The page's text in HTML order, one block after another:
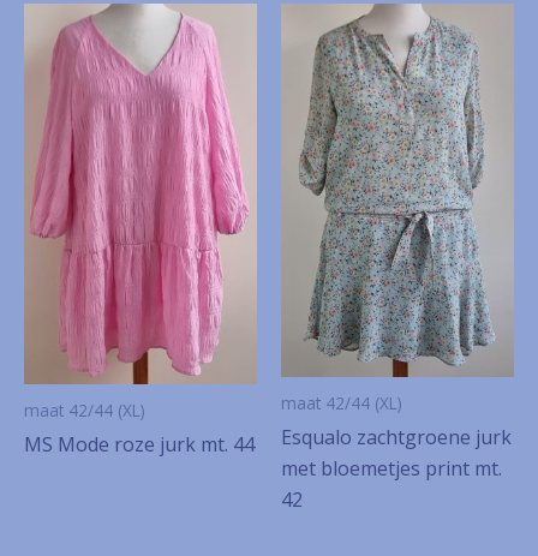
maat 42/44 (XL)
MS Mode roze jurk mt. 44
maat 42/44 (XL)
Esqualo zachtgroene jurk
met bloemetjes print mt.
42